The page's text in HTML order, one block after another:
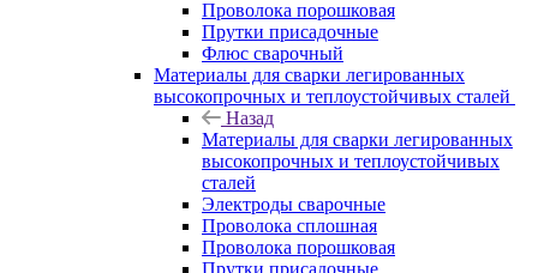
Проволока порошковая
Прутки присадочные
Флюс сварочный
Материалы для сварки легированных
высокопрочных и теплоустойчивых сталей
Назад
Материалы для сварки легированных
высокопрочных и теплоустойчивых
сталей
Электроды сварочные
Проволока сплошная
Проволока порошковая
Прутки присадочные